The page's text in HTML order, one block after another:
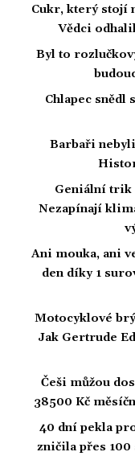
Cukr, který stojí
Vědci
Byl to
Chlapec snědl
Barbaři
Geniální trik
Nezapínají
Ani mouka, ani
den díky 1
Motocyklové
Jak Gertrude
Češi můžou
38500 Kč
40 dní pekla
zničila přes